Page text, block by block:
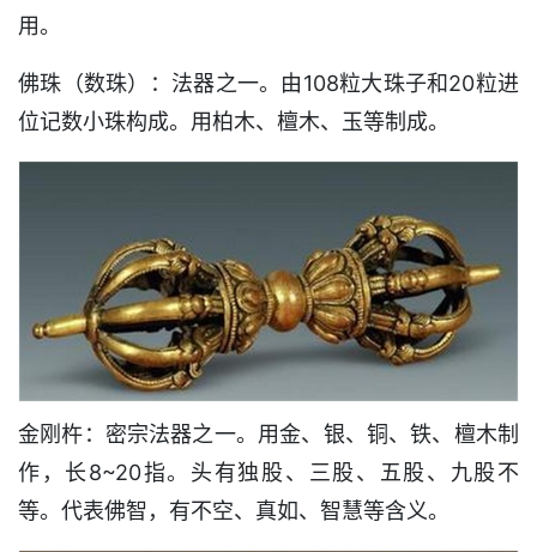
用。
佛珠（数珠）：法器之一。由108粒大珠子和20粒进
位记数小珠构成。用柏木、檀木、玉等制成。
金刚杵：密宗法器之一。用金、银、铜、铁、檀木制
作，长8~20指。头有独股、三股、五股、九股不
等。代表佛智，有不空、真如、智慧等含义。